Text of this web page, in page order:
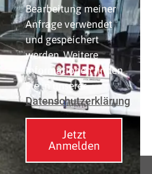
Bearbeitung meiner
Anfrage verwendet
und gespeichert
werden. Weitere
Informationen finden
Sie in unserer
Datenschutzerklärung
Jetzt
Anmelden